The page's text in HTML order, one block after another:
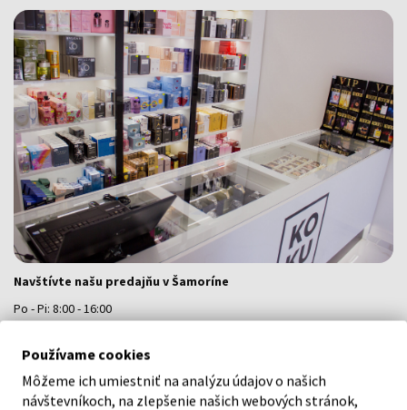
Navštívte našu predajňu v Šamoríne
Po - Pi: 8:00 - 16:00
VŠETKO O NÁKUPE
Používame cookies
Môžeme ich umiestniť na analýzu údajov o našich
návštevníkoch, na zlepšenie našich webových stránok,